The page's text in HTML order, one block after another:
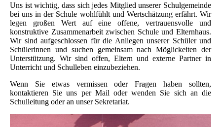
Uns ist wichtig, dass sich jedes Mitglied unserer Schulgemeinde
bei uns in der Schule wohlfühlt und Wertschätzung erfährt. Wir
legen großen Wert auf eine offene, vertrauensvolle und
konstruktive Zusammenarbeit zwischen Schule und Elternhaus.
Wir sind aufgeschlossen für die Anliegen unserer Schüler und
Schülerinnen und suchen gemeinsam nach Möglickeiten der
Unterstützung. Wir sind offen, Eltern und externe Partner in
Unterricht und Schulleben einzubeziehen.
Wenn Sie etwas vermissen oder Fragen haben sollten,
kontaktieren Sie uns per Mail oder wenden Sie sich an die
Schulleitung oder an unser Sekretariat.